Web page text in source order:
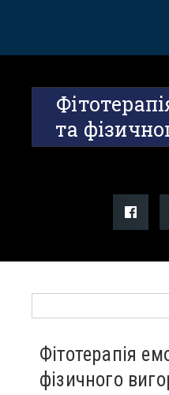
та
Фітотерапія
фізичного